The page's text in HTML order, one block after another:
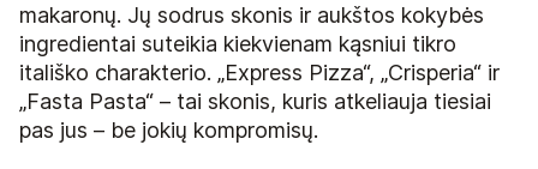
makaronų. Jų sodrus skonis ir aukštos kokybės
ingredientai suteikia kiekvienam kąsniui tikro
itališko charakterio. „Express Pizza“, „Crisperia“ ir
„Fasta Pasta“ – tai skonis, kuris atkeliauja tiesiai
pas jus – be jokių kompromisų.